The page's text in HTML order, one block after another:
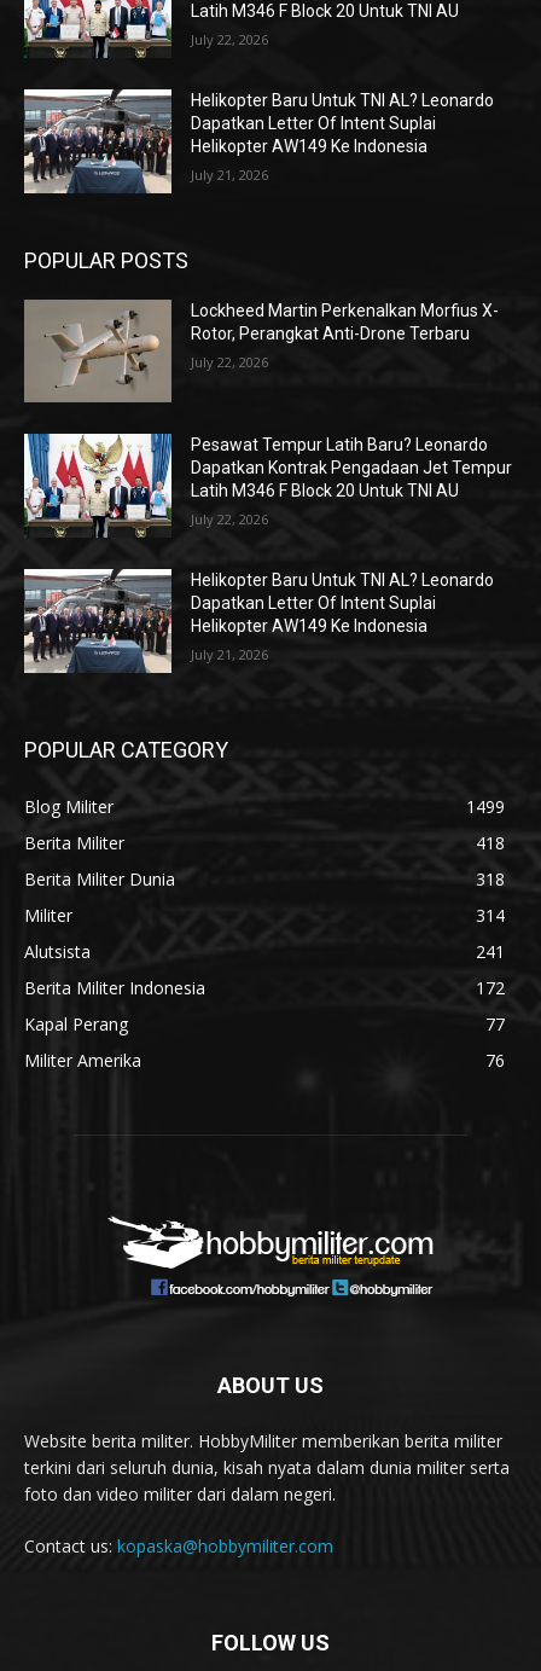
Latih M346 F Block 20 Untuk TNI AU
July 22, 2026
Helikopter Baru Untuk TNI AL? Leonardo
Dapatkan Letter Of Intent Suplai
Helikopter AW149 Ke Indonesia
July 21, 2026
POPULAR POSTS
Lockheed Martin Perkenalkan Morfius X-
Rotor, Perangkat Anti-Drone Terbaru
July 22, 2026
Pesawat Tempur Latih Baru? Leonardo
Dapatkan Kontrak Pengadaan Jet Tempur
Latih M346 F Block 20 Untuk TNI AU
July 22, 2026
Helikopter Baru Untuk TNI AL? Leonardo
Dapatkan Letter Of Intent Suplai
Helikopter AW149 Ke Indonesia
July 21, 2026
POPULAR CATEGORY
Blog Militer
1499
Berita Militer
418
Berita Militer Dunia
318
Militer
314
Alutsista
241
Berita Militer Indonesia
172
Kapal Perang
77
Militer Amerika
76
ABOUT US
Website berita militer. HobbyMiliter memberikan berita militer
terkini dari seluruh dunia, kisah nyata dalam dunia militer serta
foto dan video militer dari dalam negeri.
Contact us: kopaska@hobbymiliter.com
FOLLOW US